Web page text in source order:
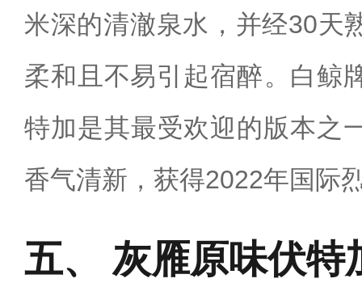
米深的清澈泉水，并经30天
柔和且不易引起宿醉‌。白鲸
特加是其最受欢迎的版本之
香气清新，获得2022年国际
灰雁原味伏特